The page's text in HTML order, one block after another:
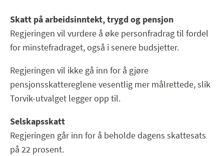
Skatt på arbeidsinntekt, trygd og pensjon
Regjeringen vil vurdere å øke personfradrag til fordel
for minstefradraget, også i senere budsjetter.
Regjeringen vil ikke gå inn for å gjøre
pensjonsskattereglene vesentlig mer målrettede, slik
Torvik-utvalget legger opp til.
Selskapsskatt
Regjeringen går inn for å beholde dagens skattesats
på 22 prosent.